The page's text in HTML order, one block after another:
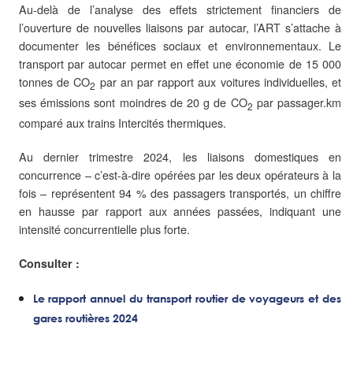
Au-delà de l’analyse des effets strictement financiers de
l’ouverture de nouvelles liaisons par autocar, l’ART s’attache à
documenter les bénéfices sociaux et environnementaux. Le
transport par autocar permet en effet une économie de 15 000
tonnes de CO2 par an par rapport aux voitures individuelles, et
ses émissions sont moindres de 20 g de CO2 par passager.km
comparé aux trains Intercités thermiques.
Au dernier trimestre 2024, les liaisons domestiques en
concurrence – c’est-à-dire opérées par les deux opérateurs à la
fois – représentent 94 % des passagers transportés, un chiffre
en hausse par rapport aux années passées, indiquant une
intensité concurrentielle plus forte.
Consulter :
Le rapport annuel du transport routier de voyageurs et des
gares routières 2024